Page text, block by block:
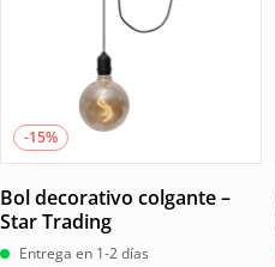
-15%
Bol decorativo colgante –
Star Trading
Entrega en 1-2 días